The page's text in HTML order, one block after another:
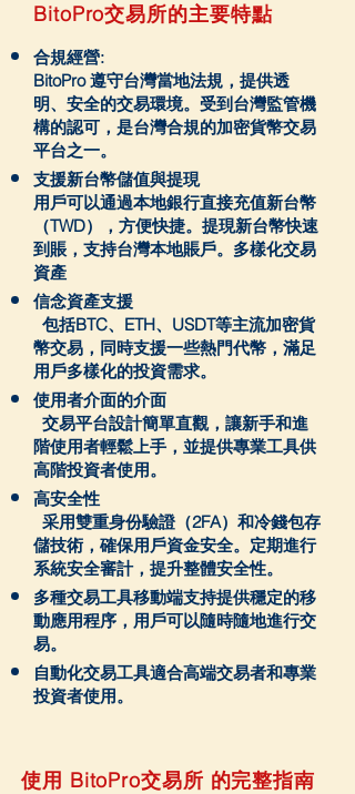
BitoPro交易所的主要特點
合規經營:
BitoPro 遵守台灣當地法規，提供透
明、安全的交易環境。受到台灣監管機
構的認可，是台灣合規的加密貨幣交易
平台之一。
支援新台幣儲值與提現
用戶可以通過本地銀行直接充值新台幣
（TWD），方便快捷。提現新台幣快速
到賬，支持台灣本地賬戶。多樣化交易
資產
信念資產支援
包括BTC、ETH、USDT等主流加密貨
幣交易，同時支援一些熱門代幣，滿足
用戶多樣化的投資需求。
使用者介面的介面
交易平台設計簡單直觀，讓新手和進
階使用者輕鬆上手，並提供專業工具供
高階投資者使用。
高安全性
采用雙重身份驗證（2FA）和冷錢包存
儲技術，確保用戶資金安全。定期進行
系統安全審計，提升整體安全性。
多種交易工具移動端支持提供穩定的移
動應用程序，用戶可以隨時隨地進行交
易。
自動化交易工具適合高端交易者和專業
投資者使用。
使用 BitoPro交易所 的完整指南